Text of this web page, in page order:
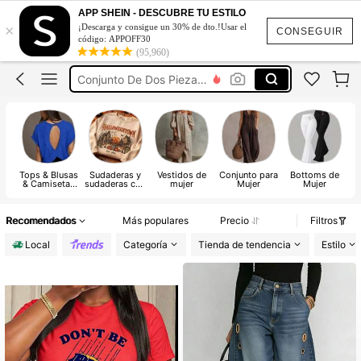
CONSEGUIR
×
APP SHEIN - DESCUBRE TU ESTILO
¡Descarga y consigue un 30% de dto.!Usar el
código: APPOFF30
(95,960)
Vestidos De Mujer
Vestidos Elegantes De Mujer
Blusas Bonitas De Mujer
Conjunto De Dos Piezas Mujer
Vestidos De Mujer
Vestidos Elegantes De Mujer
Tops & Blusas
& Camisetas
Sudaderas y
sudaderas con
Vestidos de
mujer
Conjunto para
Mujer
Bottoms de
Mujer
Recomendados Más populares Precio
Filtros
Local
Categoría Tienda de tendencia Estilo